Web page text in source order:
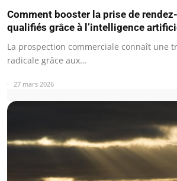
Comment booster la prise de
qualifiés grâce à l’intelligence
La prospection commerciale connaît une
radicale grâce aux…
27 mars 2026